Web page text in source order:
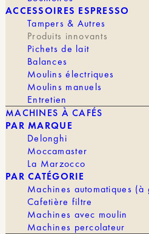
ACCESSOIRES ESPRESSO
Tampers & Autres
Produits innovants
Pichets de lait
Balances
Moulins électriques
Moulins manuels
Entretien
MACHINES À CAFÉS
PAR MARQUE
Delonghi
Moccamaster
La Marzocco
PAR CATÉGORIE
Machines automatiques (à
Cafetière filtre
Machines avec moulin
Machines percolateur
AQUACODE est un
conçu pour ajuster et
Formulé à partir d’eau
profonde et de
recréer rapidement une
préparation du café, en
et précision aromatique.
Quelques gouttes
eau neutre en une base
extraction plus
des arômes et une
pour le café filtre comme
AQUACODE aide à
structure et la longueur
les variations liées à la
Facile à doser grâce à
il s’intègre